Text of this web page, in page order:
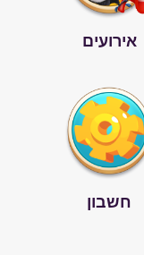
אירועים
חשבון